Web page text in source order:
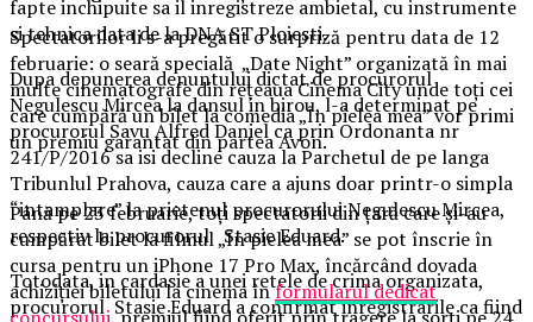
fapte inchipuite sa il inregistreze ambietal, cu instrumente
si tehnica data de la DNA ST Ploiesti.
Dupa depunerea denuntului dictat de procurorul
Negulescu Mircea la dansul in birou, l-a determinat pe
procurorul Savu Alfred Daniel ca prin Ordonanta nr
241/P/2016 sa isi decline cauza la Parchetul de pe langa
Tribunlul Prahova, cauza care a ajuns doar printr-o simpla
“intamplare” la prietenul procurorului Negulescu Mircea,
respectiv la procurorul Stasie Eduard.
Totodata, in cardasie a unei retele de crima organizata,
procurorul Stasie Eduard a confirmat inregistrarile ca fiind
Spectatorilor li s-a pregătit o surpriză pentru data de 12
februarie: o seară specială „Date Night” organizată în mai
multe cinematografe din rețeaua Cinema City unde toți cei
care cumpără un bilet la comedia „În pielea mea” vor primi
un premiu garantat din partea Avon.
Până pe 23 februarie, toți spectatorii din țară care și-au
cumpărat bilet la filmul „În pielea mea” se pot înscrie în
cursa pentru un iPhone 17 Pro Max, încărcând dovada
achiziției biletului la cinema înformularul dedicat
concursului, premiul fiind oferit prin tragere la sorți pe 24